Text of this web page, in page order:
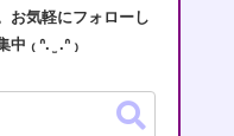
お気軽にフォローし
₍ ᐢ. ̫ .ᐢ ₎